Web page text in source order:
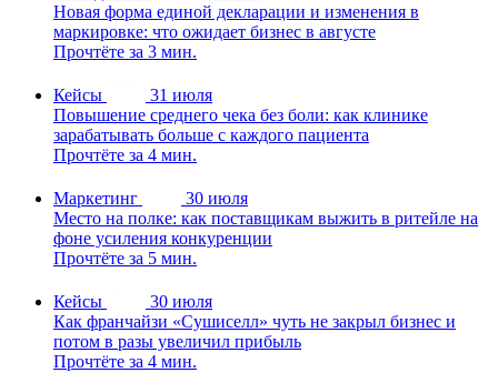
Новая форма единой декларации и изменения в
маркировке: что ожидает бизнес в августе
Прочтёте за 3 мин.
Кейсы
31 июля
Повышение среднего чека без боли: как клинике
зарабатывать больше с каждого пациента
Прочтёте за 4 мин.
Маркетинг
30 июля
Место на полке: как поставщикам выжить в ритейле на
фоне усиления конкуренции
Прочтёте за 5 мин.
Кейсы
30 июля
Как франчайзи «Сушиселл» чуть не закрыл бизнес и
потом в разы увеличил прибыль
Прочтёте за 4 мин.